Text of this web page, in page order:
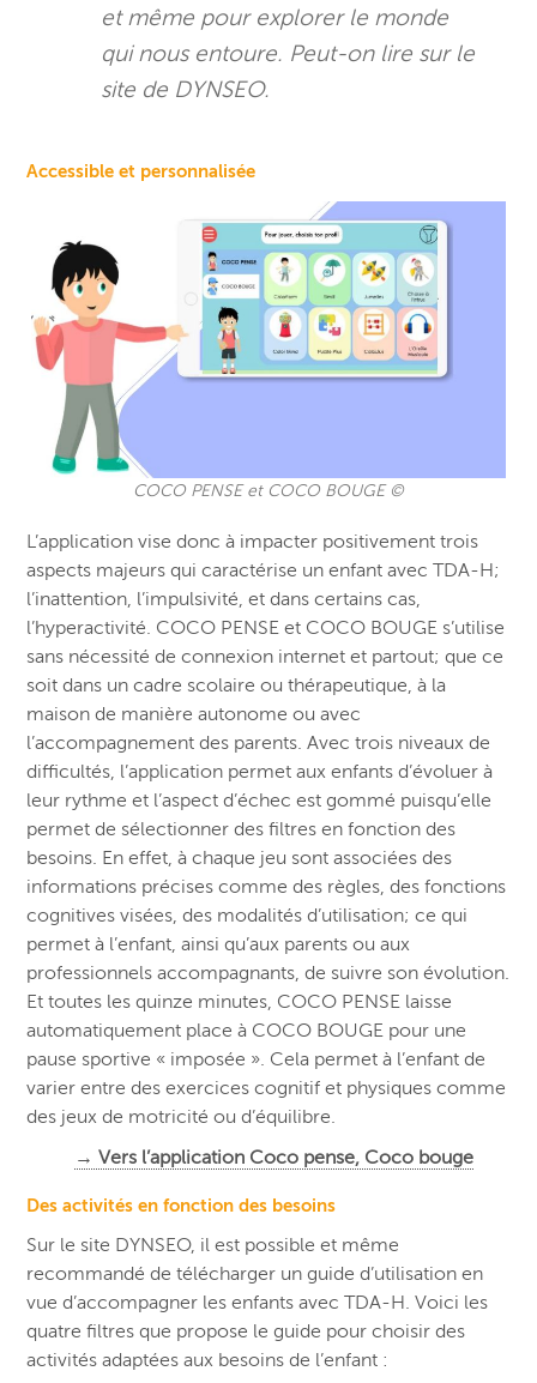
et même pour explorer le monde
qui nous entoure. Peut-on lire sur le
site de DYNSEO.
Accessible et personnalisée
COCO PENSE et COCO BOUGE ©
L’application vise donc à impacter positivement trois
aspects majeurs qui caractérise un enfant avec TDA-H;
l’inattention, l’impulsivité, et dans certains cas,
l’hyperactivité. COCO PENSE et COCO BOUGE s’utilise
sans nécessité de connexion internet et partout; que ce
soit dans un cadre scolaire ou thérapeutique, à la
maison de manière autonome ou avec
l’accompagnement des parents. Avec trois niveaux de
difficultés, l’application permet aux enfants d’évoluer à
leur rythme et l’aspect d’échec est gommé puisqu’elle
permet de sélectionner des filtres en fonction des
besoins. En effet, à chaque jeu sont associées des
informations précises comme des règles, des fonctions
cognitives visées, des modalités d’utilisation; ce qui
permet à l’enfant, ainsi qu’aux parents ou aux
professionnels accompagnants, de suivre son évolution.
Et toutes les quinze minutes, COCO PENSE laisse
automatiquement place à COCO BOUGE pour une
pause sportive « imposée ». Cela permet à l’enfant de
varier entre des exercices cognitif et physiques comme
des jeux de motricité ou d’équilibre.
→ Vers l’application Coco pense, Coco bouge
Des activités en fonction des besoins
Sur le site DYNSEO, il est possible et même
recommandé de télécharger un guide d’utilisation en
vue d’accompagner les enfants avec TDA-H. Voici les
quatre filtres que propose le guide pour choisir des
activités adaptées aux besoins de l’enfant :